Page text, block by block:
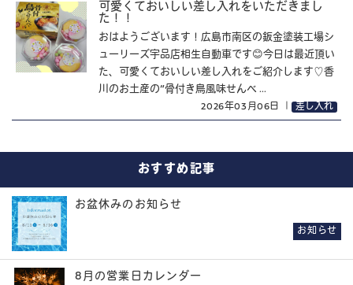
可愛くておいしい差し入れをいただきまし
た！！
おはようございます！広島市南区の鈑金塗装工場シ
ューリーズ宇品店相生自動車です😊今日は最近頂い
た、可愛くておいしい差し入れをご紹介します♡香
川のお土産の“骨付き鳥風味せんべ ...
2026年03月06日 差し入れ
おすすめ記事
お盆休みのお知らせ
お知らせ
8月の営業日カレンダー